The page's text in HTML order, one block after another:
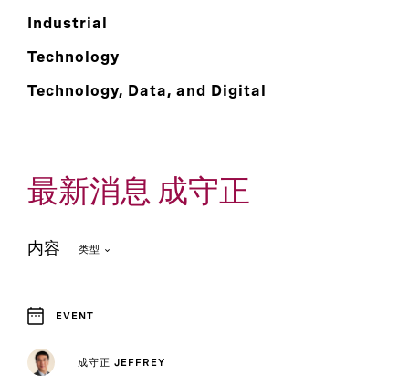
Industrial
Technology
Technology, Data, and Digital
最新消息 成守正
内容 类型
Article
EVENT
成守正 JEFFREY